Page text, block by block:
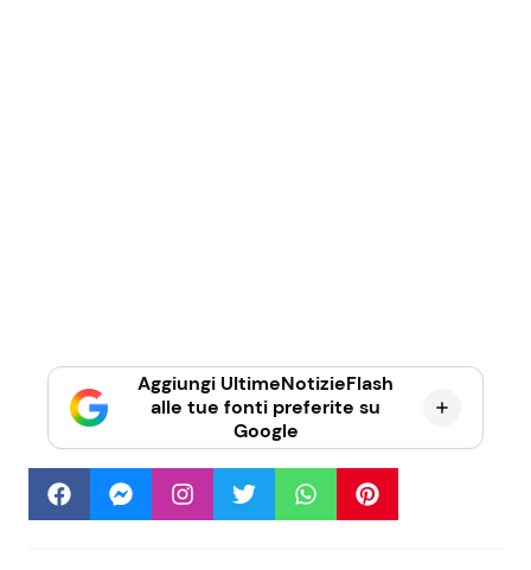
Aggiungi UltimeNotizieFlash
alle tue fonti preferite su
Google